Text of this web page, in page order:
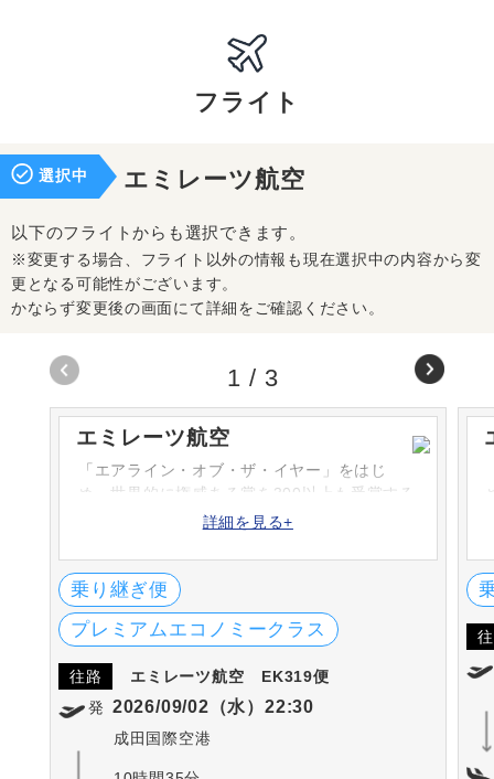
フライト
選択中 エミレーツ航空
以下のフライトからも選択できます。
※変更する場合、フライト以外の情報も現在選択中の内容から変
更となる可能性がございます。
かならず変更後の画面にて詳細をご確認ください。
エミレーツ航空
「エアライン・オブ・ザ・イヤー」をはじ
め、世界的に権威ある賞を300以上も受賞する
エミレーツ航空。1985年に設立し、アラブ首
ジア・アフリカ・ヨーロッパ・北米・中南米
など世界各国へ就航をしています。
詳細を見る+
乗り継ぎ便
プレミアムエコノミークラス
往路 エミレーツ航空
EK319便
発 2026/09/02（水）22:30
成田国際空港
1 / 3